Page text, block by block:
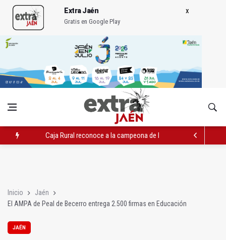
Extra Jaén
Gratis en Google Play
Caja Rural reconoce a la campeona de España de Natación,
Inicio
Jaén
El AMPA de Peal de Becerro entrega 2.500 firmas en Educación
JAÉN